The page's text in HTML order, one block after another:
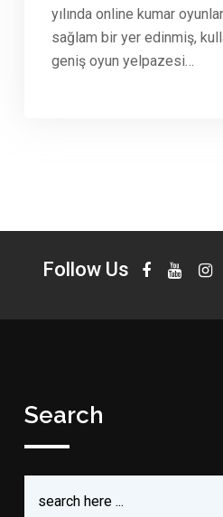
yılında online kumar
sağlam bir yer edinmiş,
geniş oyun yelpazesi…
Follow Us
Search